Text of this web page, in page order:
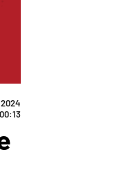
00:13